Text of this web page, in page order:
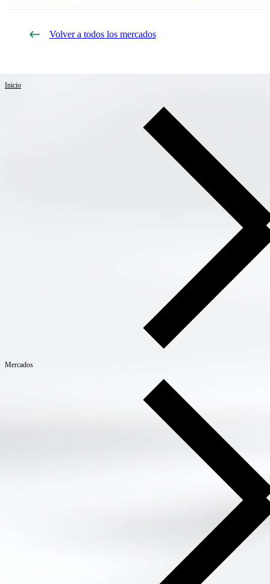
Volver a todos los mercados
Inicio
Mercados